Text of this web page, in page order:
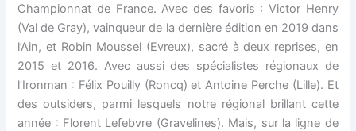
Championnat de France. Avec des favoris : Victor Henry
(Val de Gray), vainqueur de la dernière édition en 2019 dans
l’Ain, et Robin Moussel (Evreux), sacré à deux reprises, en
2015 et 2016. Avec aussi des spécialistes régionaux de
l’Ironman : Félix Pouilly (Roncq) et Antoine Perche (Lille). Et
des outsiders, parmi lesquels notre régional brillant cette
année : Florent Lefebvre (Gravelines). Mais, sur la ligne de